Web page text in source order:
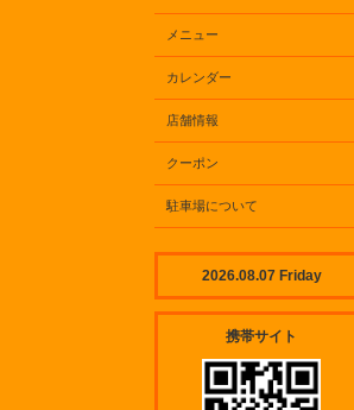
メニュー
カレンダー
店舗情報
クーポン
駐車場について
2026.08.07 Friday
携帯サイト